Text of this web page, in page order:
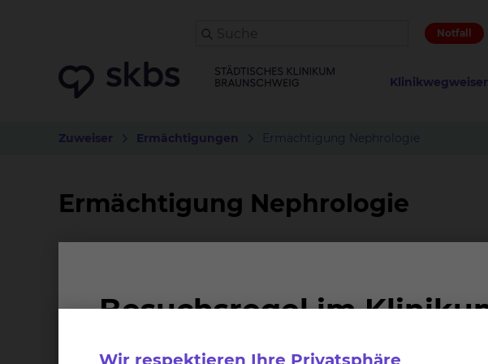
Notfall
Klinikwegweiser
Zuweiser Ermächtigungen Ermächtigung Nephrologie
Ermächtigung Nephrologie
Wir respektieren Ihre Privatsphäre